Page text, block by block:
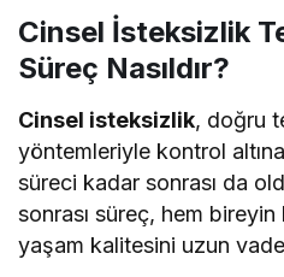
Cinsel İsteksizlik
Süreç Nasıldır?
Cinsel isteksizlik, doğru
yöntemleriyle kontrol
süreci kadar sonrası da
sonrası süreç, hem
yaşam kalitesini uzun